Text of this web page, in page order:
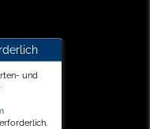
und
erforderlich.